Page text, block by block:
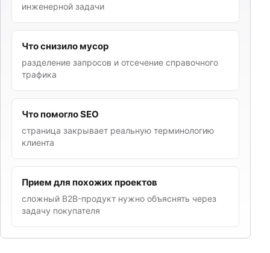
инженерной задачи
Что снизило мусор
разделение запросов и отсечение справочного
трафика
Что помогло SEO
страница закрывает реальную терминологию
клиента
Прием для похожих проектов
сложный B2B-продукт нужно объяснять через
задачу покупателя